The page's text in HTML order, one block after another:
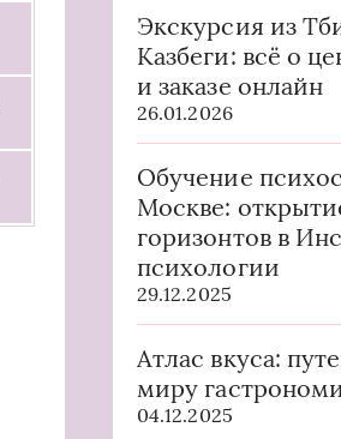
Экскурсия из
Казбеги: всё о
и заказе онлайн
26.01.2026
Обучение
Москве:
горизонтов в
психологии
29.12.2025
Атлас вкуса:
миру
04.12.2025